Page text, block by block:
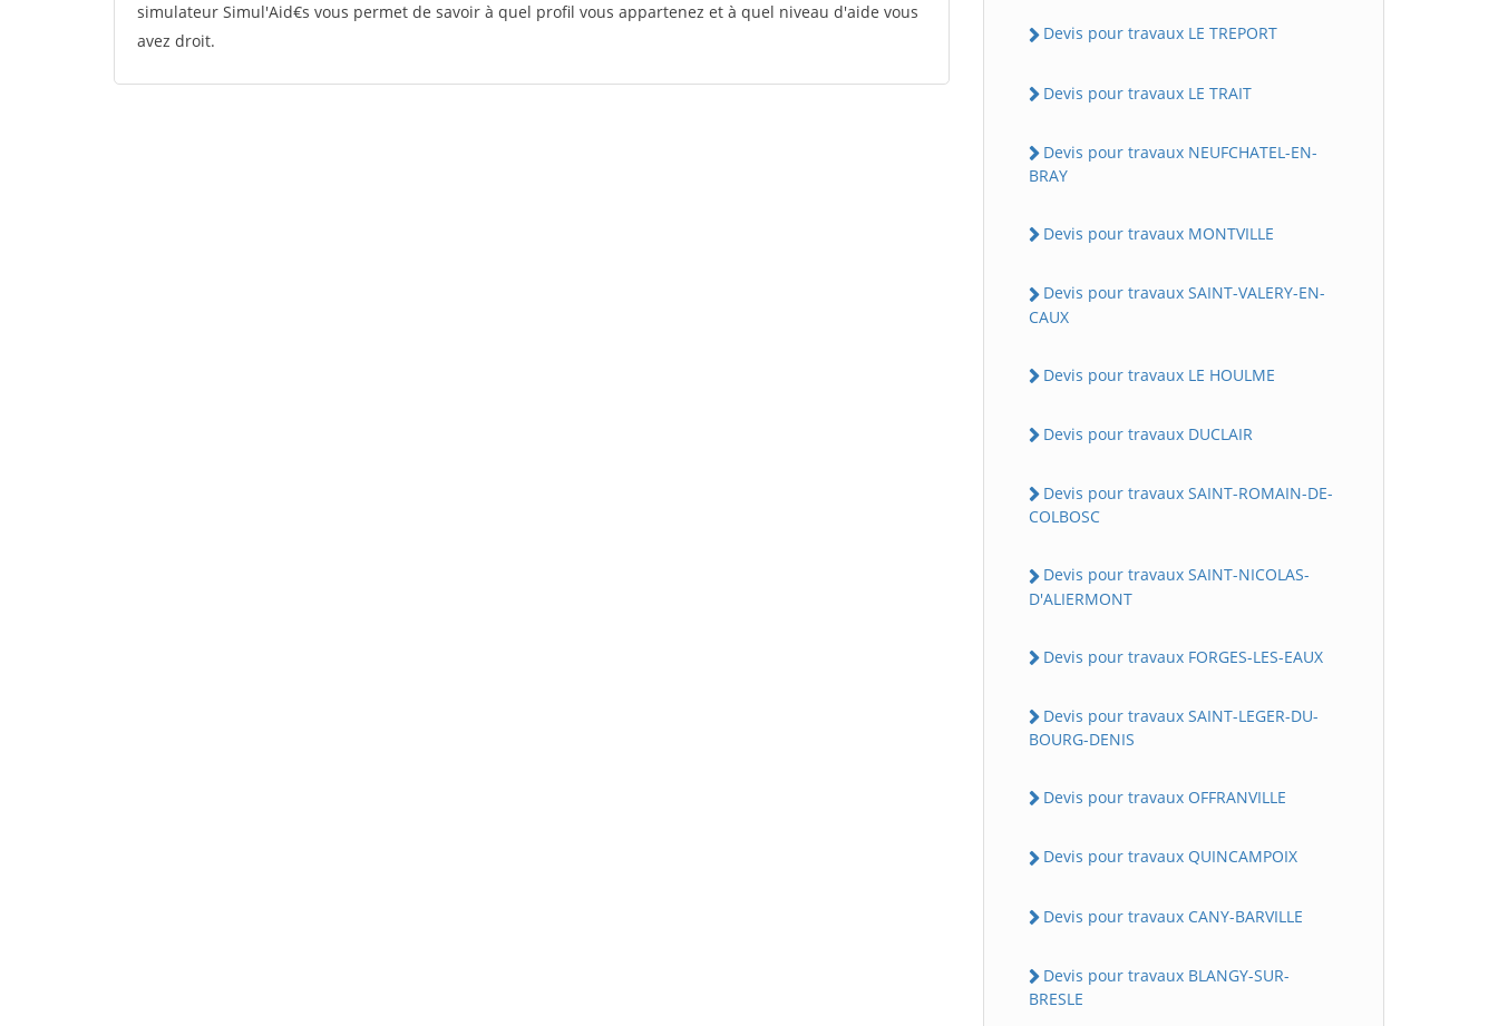
simulateur Simul'Aid€s vous permet de savoir à quel profil vous appartenez et à quel niveau d'aide vous
avez droit.
Devis pour travaux LE TREPORT
Devis pour travaux LE TRAIT
Devis pour travaux NEUFCHATEL-EN-
BRAY
Devis pour travaux MONTVILLE
Devis pour travaux SAINT-VALERY-EN-
CAUX
Devis pour travaux LE HOULME
Devis pour travaux DUCLAIR
Devis pour travaux SAINT-ROMAIN-DE-
COLBOSC
Devis pour travaux SAINT-NICOLAS-
D'ALIERMONT
Devis pour travaux FORGES-LES-EAUX
Devis pour travaux SAINT-LEGER-DU-
BOURG-DENIS
Devis pour travaux OFFRANVILLE
Devis pour travaux QUINCAMPOIX
Devis pour travaux CANY-BARVILLE
Devis pour travaux BLANGY-SUR-
BRESLE